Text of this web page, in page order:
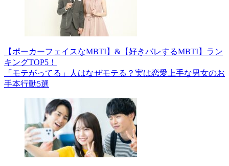
【ポーカーフェイスなMBTI】&【好きバレするMBTI】ラン
キングTOP5！
「モテがってる」人はなぜモテる？実は恋愛上手な男女のお
手本行動5選